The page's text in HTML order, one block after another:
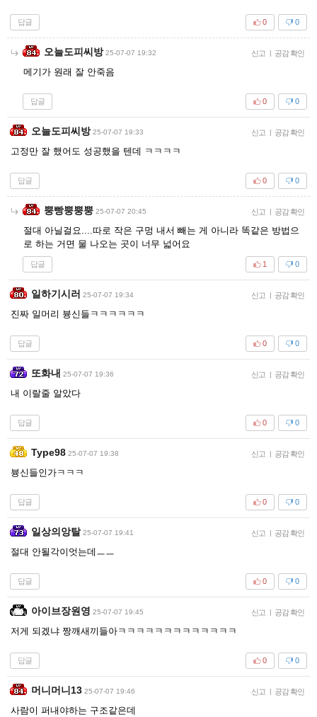
답글 0
0
오늘도피씨방 25-07-07 19:32 신고 | 공감 확인
메기가 원래 잘 안죽음
답글 0
0
오늘도피씨방 25-07-07 19:33 신고 | 공감 확인
고정만 잘 했어도 성공했을 텐데 ㅋㅋㅋㅋ
답글 0
0
뿡빵뿡뿡뿡 25-07-07 20:45 신고 | 공감 확인
절대 아닐걸요....따로 작은 구멍 내서 빼는 게 아니라 똑같은 방법으
로 하는 거면 물 나오는 곳이 너무 넓어요
답글 0
1
일하기시러 25-07-07 19:34 신고 | 공감 확인
진짜 일머리 븅신들ㅋㅋㅋㅋㅋㅋ
답글 0
0
또화내 25-07-07 19:36 신고 | 공감 확인
내 이랄줄 알았다
답글 0
0
Type98 25-07-07 19:38 신고 | 공감 확인
븅신들인가ㅋㅋㅋ
답글 0
0
일상의앙탈 25-07-07 19:41 신고 | 공감 확인
절대 안될각이엇는데ㅡㅡ
답글 0
0
아이브장원영 25-07-07 19:45 신고 | 공감 확인
저게 되겠냐 짱깨새끼들아ㅋㅋㅋㅋㅋㅋㅋㅋㅋㅋㅋㅋㅋ
답글 0
0
머니머니13 25-07-07 19:46 신고 | 공감 확인
사람이 퍼내야하는 구조같은데